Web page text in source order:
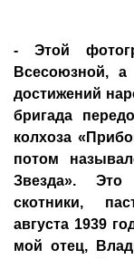
- Этой
Всесоюзной, а
достижений
бригада
колхоза
потом
Звезда». Это
скотники,
августа 1939
мой отец,